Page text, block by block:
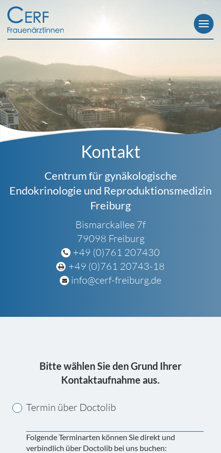
Direkt
zum
Inhalt
Hauptnavigation
Kontakt
Centrum für gynäkologische
Endokrinologie und Reproduktionsmedizin
Freiburg
Bismarckallee 7f
79098 Freiburg
+49 (0)761 207430
+49 (0)761 20743-18
info@cerf-freiburg.de
Termin
für
Bitte wählen Sie den Grund Ihrer
Kontaktaufnahme aus.
Termin über Doctolib
Folgende Terminarten können Sie direkt und
verbindlich über Doctolib bei uns buchen: